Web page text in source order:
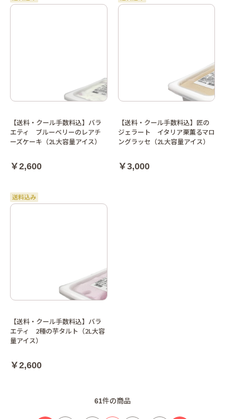
【送料・クール手数料込】バラ
エティ ブルーベリーのレアチ
ーズケーキ（2L大容量アイス）
￥2,600
【送料・クール手数料込】匠の
ジェラート イタリア栗薫るマロ
ングラッセ（2L大容量アイス）
￥3,000
【送料・クール手数料込】バラ
エティ 2種の芋タルト（2L大容
量アイス）
￥2,600
61件の商品